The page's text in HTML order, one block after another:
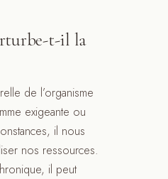
t-il la
de l’organisme
exigeante ou
il nous
nos ressources.
il peut